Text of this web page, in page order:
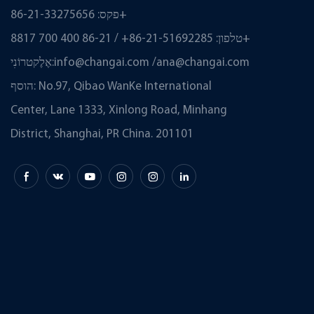
פקס: 86-21-33275656+
טלפון: 86-21-51692285+ / 86-21 400 700 8817+
אֶלֶקטרוֹנִי:info@changai.com /ana@changai.com
הוסף: No.97, Qibao WanKe International
Center, Lane 1333, Xinlong Road, Minhang
District, Shanghai, PR China. 201101